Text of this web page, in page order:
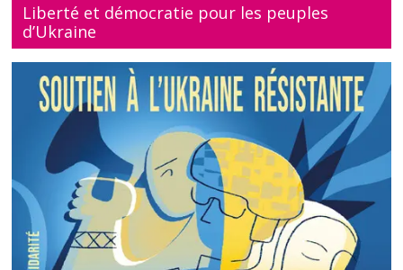
Liberté et démocratie pour les peuples
d’Ukraine